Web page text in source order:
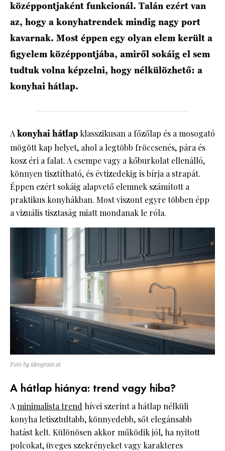
középpontjaként funkcionál. Talán ezért van
az, hogy a konyhatrendek mindig nagy port
kavarnak. Most éppen egy olyan elem került a
figyelem középpontjába, amiről sokáig el sem
tudtuk volna képzelni, hogy nélkülözhető: a
konyhai hátlap.
Akonyhai hátlap klasszikusan a főzőlap és a mosogató
mögött kap helyet, ahol a legtöbb fröccsenés, pára és
kosz éri a falat. A csempe vagy a kőburkolat ellenálló,
könnyen tisztítható, és évtizedekig is bírja a strapát.
Éppen ezért sokáig alapvető elemnek számított a
praktikus konyhákban. Most viszont egyre többen épp
a vizuális tisztaság miatt mondanak le róla.
Fotó by ideogram.ai
A hátlap hiánya: trend vagy hiba?
A minimalista trend hívei szerint a hátlap nélküli
konyha letisztultabb, könnyedebb, sőt elegánsabb
hatást kelt. Különösen akkor működik jól, ha nyitott
polcokat, üveges szekrényeket vagy karakteres